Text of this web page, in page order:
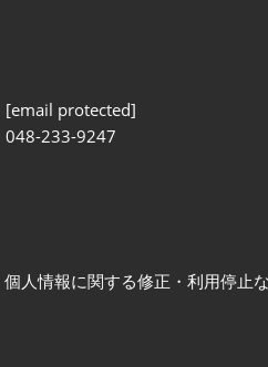
[email protected]
048-233-9247
個人情報に関する修正・利用停止